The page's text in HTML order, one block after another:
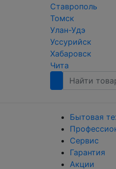
Ставрополь
Томск
Улан-Удэ
Уссурийск
Хабаровск
Чита
Бытовая
Сервис
Гарантия
Акции